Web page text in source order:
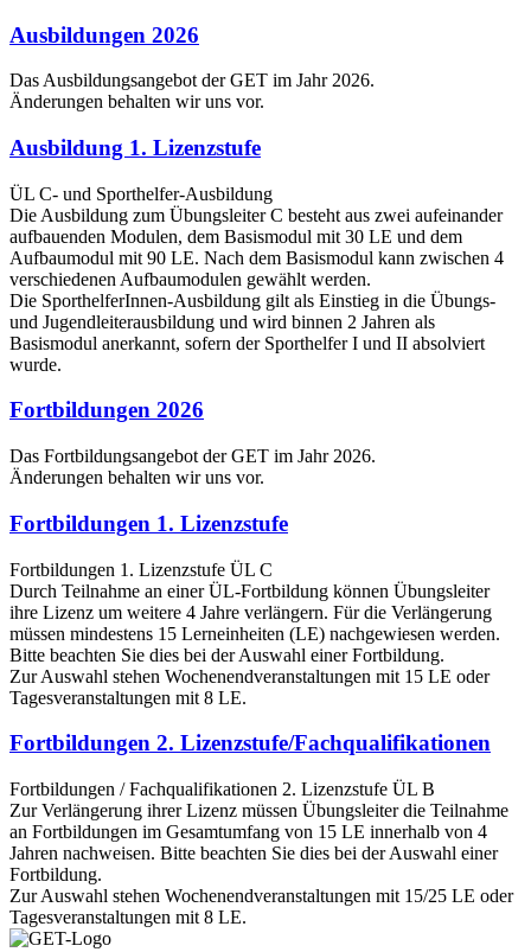
Ausbildungen 2026
Das Ausbildungsangebot der GET im Jahr 2026.
Änderungen behalten wir uns vor.
Ausbildung 1. Lizenzstufe
ÜL C- und Sporthelfer-Ausbildung
Die Ausbildung zum Übungsleiter C besteht aus zwei aufeinander
aufbauenden Modulen, dem Basismodul mit 30 LE und dem
Aufbaumodul mit 90 LE. Nach dem Basismodul kann zwischen 4
verschiedenen Aufbaumodulen gewählt werden.
Die SporthelferInnen-Ausbildung gilt als Einstieg in die Übungs-
und Jugendleiterausbildung und wird binnen 2 Jahren als
Basismodul anerkannt, sofern der Sporthelfer I und II absolviert
wurde.
Fortbildungen 2026
Das Fortbildungsangebot der GET im Jahr 2026.
Änderungen behalten wir uns vor.
Fortbildungen 1. Lizenzstufe
Fortbildungen 1. Lizenzstufe ÜL C
Durch Teilnahme an einer ÜL-Fortbildung können Übungsleiter
ihre Lizenz um weitere 4 Jahre verlängern. Für die Verlängerung
müssen mindestens 15 Lerneinheiten (LE) nachgewiesen werden.
Bitte beachten Sie dies bei der Auswahl einer Fortbildung.
Zur Auswahl stehen Wochenendveranstaltungen mit 15 LE oder
Tagesveranstaltungen mit 8 LE.
Fortbildungen 2. Lizenzstufe/Fachqualifikationen
Fortbildungen / Fachqualifikationen 2. Lizenzstufe ÜL B
Zur Verlängerung ihrer Lizenz müssen Übungsleiter die Teilnahme
an Fortbildungen im Gesamtumfang von 15 LE innerhalb von 4
Jahren nachweisen. Bitte beachten Sie dies bei der Auswahl einer
Fortbildung.
Zur Auswahl stehen Wochenendveranstaltungen mit 15/25 LE oder
Tagesveranstaltungen mit 8 LE.